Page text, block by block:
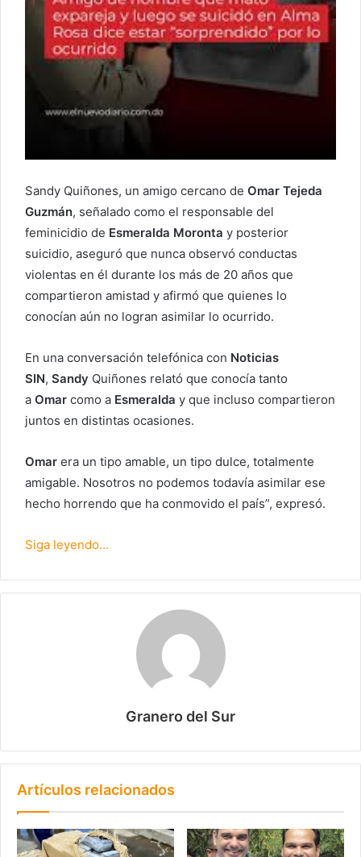
Sandy Quiñones, un amigo cercano de Omar Tejeda
Guzmán, señalado como el responsable del
feminicidio de Esmeralda Moronta y posterior
suicidio, aseguró que nunca observó conductas
violentas en él durante los más de 20 años que
compartieron amistad y afirmó que quienes lo
conocían aún no logran asimilar lo ocurrido.
En una conversación telefónica con Noticias
SIN, Sandy Quiñones relató que conocía tanto
a Omar como a Esmeralda y que incluso compartieron
juntos en distintas ocasiones.
Omar era un tipo amable, un tipo dulce, totalmente
amigable. Nosotros no podemos todavía asimilar ese
hecho horrendo que ha conmovido el país”, expresó.
Siga leyendo…
Granero del Sur
Artículos relacionados